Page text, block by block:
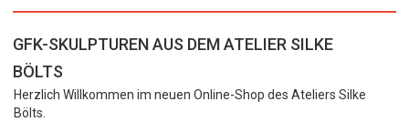
GFK-SKULPTUREN AUS DEM ATELIER SILKE
BÖLTS
Herzlich Willkommen im neuen Online-Shop des Ateliers Silke
Bölts.